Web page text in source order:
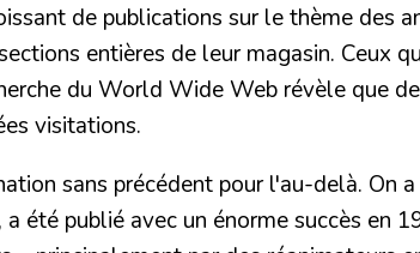
de publications sur le thème des
entières de leur magasin.
du World Wide Web révèle que
visitations.
sans précédent pour l'au-delà. On
, a été publié avec un énorme succès en